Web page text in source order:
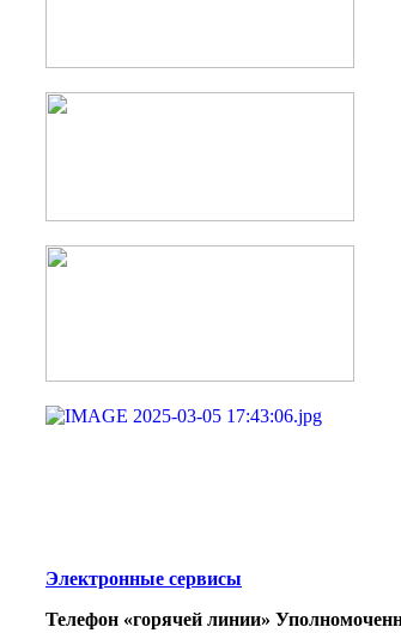
Электронные сервисы
Телефон «горячей линии»